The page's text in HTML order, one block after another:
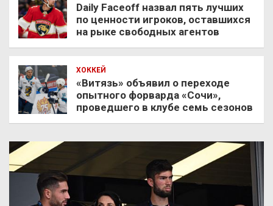
Daily Faceoff назвал пять лучших
по ценности игроков, оставшихся
на рыке свободных агентов
ХОККЕЙ
«Витязь» объявил о переходе
опытного форварда «Сочи»,
проведшего в клубе семь сезонов